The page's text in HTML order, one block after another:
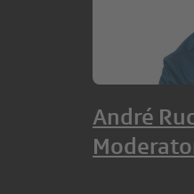
André